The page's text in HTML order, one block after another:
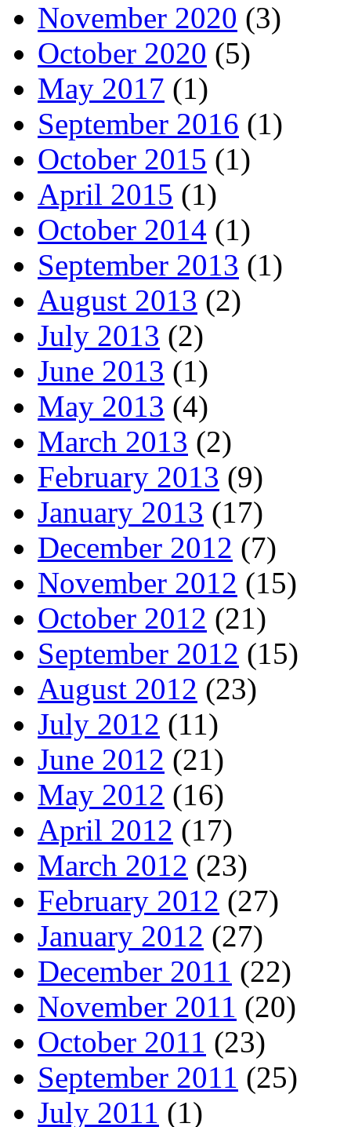
November 2020 (3)
October 2020 (5)
May 2017 (1)
September 2016 (1)
October 2015 (1)
April 2015 (1)
October 2014 (1)
September 2013 (1)
August 2013 (2)
July 2013 (2)
June 2013 (1)
May 2013 (4)
March 2013 (2)
February 2013 (9)
January 2013 (17)
December 2012 (7)
November 2012 (15)
October 2012 (21)
September 2012 (15)
August 2012 (23)
July 2012 (11)
June 2012 (21)
May 2012 (16)
April 2012 (17)
March 2012 (23)
February 2012 (27)
January 2012 (27)
December 2011 (22)
November 2011 (20)
October 2011 (23)
September 2011 (25)
July 2011 (1)